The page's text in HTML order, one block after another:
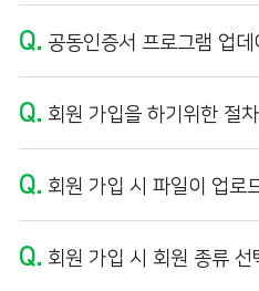
Q. 공동인증서 프로그램 업데이트시 브
Q. 회원 가입을 하기위한 절차는
Q. 회원 가입 시 파일이 업로드 되지 않는 이유
Q. 회원 가입 시 회원 종류 선